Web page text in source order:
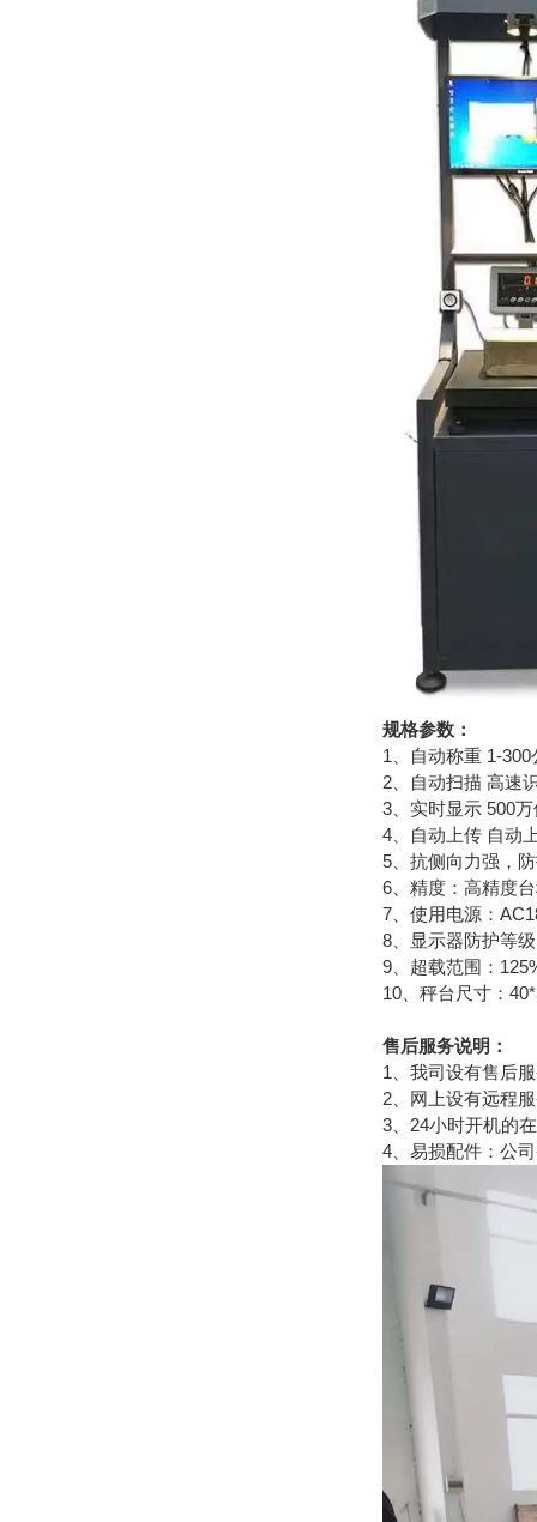
规格参数：
1、自动称重 1-
2、自动扫描 高速
3、实时显示 500
4、自动上传 自动
5、抗侧向力强，
6、精度：高精度
7、使用电源：
8、显示器防护等
9、超载范围：
10、秤台尺寸：
售后服务说明：
1、我司设有售后
2、网上设有远程
3、24小时开机的
4、易损配件：公